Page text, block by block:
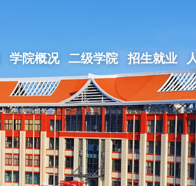
学院概况 二级学院 招生就业